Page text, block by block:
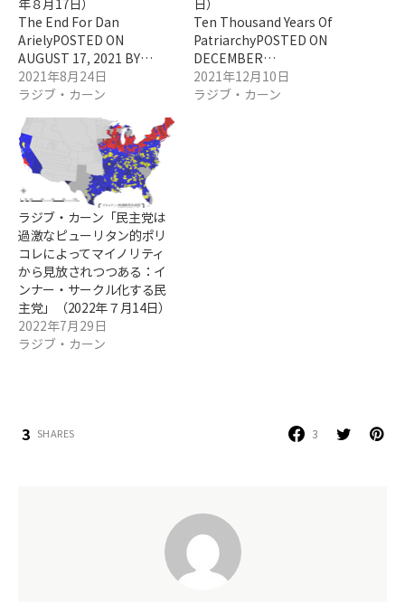
年８月17日）
The End For Dan
ArielyPOSTED ON
AUGUST 17, 2021 BY…
2021年8月24日
ラジブ・カーン
日）
Ten Thousand Years Of
PatriarchyPOSTED ON
DECEMBER…
2021年12月10日
ラジブ・カーン
ラジブ・カーン「民主党は
過激なピューリタン的ポリ
コレによってマイノリティ
から見放されつつある：イ
ンナー・サークル化する民
主党」（2022年７月14日）
2022年7月29日
ラジブ・カーン
3 SHARES 3